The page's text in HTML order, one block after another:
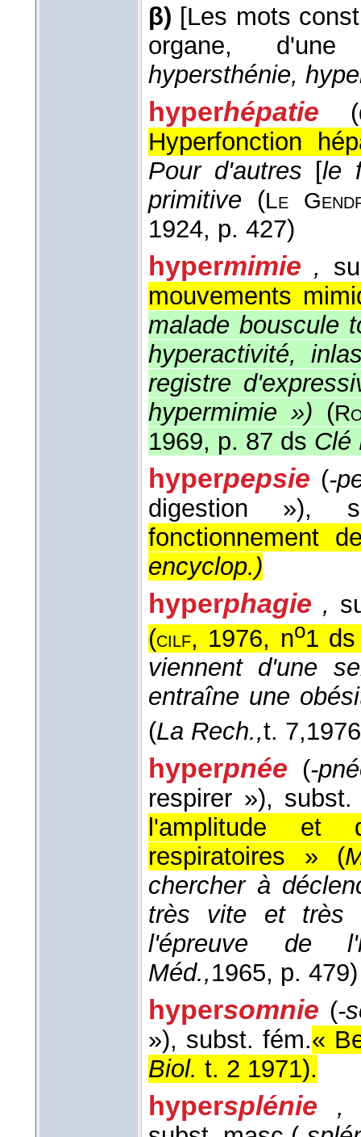
β) [Les mots
organe, d'une
hypersthénie,
hyperhépatie
Hyperfonction
Pour d'autres [le
primitive (Le
1924, p. 427)
hypermimie ,
mouvements
malade bouscule
hyperactivité,
registre
hypermimie ») (
1969, p. 87 ds Clé
hyperpepsie (-
digestion »),
fonctionnement
encyclop.)
hyperphagie ,
(cilf, 1976, no1
viennent d'une
entraîne une
(La Rech.,t. 7,1976
hyperpnée (-
respirer »), subst.
l'amplitude et
respiratoires » (
chercher à
très vite et très
l'épreuve de
Méd.,1965, p. 479)
hypersomnie (-
»), subst. fém.«
Biol. t. 2 1971).
hypersplénie